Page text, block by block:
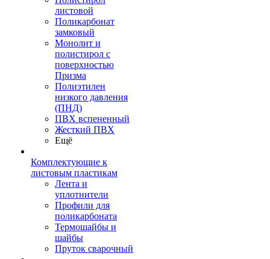
листовой
Поликарбонат
замковый
Монолит и
полистирол с
поверхностью
Призма
Полиэтилен
низкого давления
(ПНД)
ПВХ вспененный
Жесткий ПВХ
Ещё
Комплектующие к
листовым пластикам
Лента и
уплотнители
Профили для
поликарбоната
Термошайбы и
шайбы
Пруток сварочный